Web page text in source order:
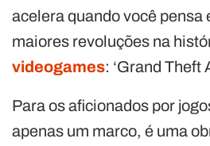
acelera quando você pensa
maiores revoluções na
videogames: ‘Grand Theft
Para os aficionados por
apenas um marco, é uma